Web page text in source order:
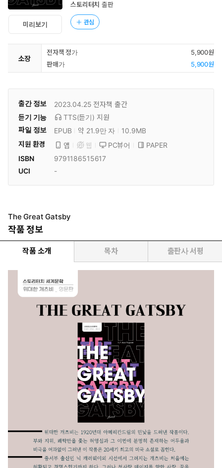
미리보기
스토리터치 출판
관심
소장
전자책 정가
5,900원
판매가
5,900원
출간 정보 2023.04.25 전자책 출간
듣기 기능
TTS(듣기) 지원
파일 정보
EPUB 약 21.9만 자
10.9MB
지원 환경
앱 웹 PC뷰어
PAPER
ISBN
9791186515617
UCI
-
The Great Gatsby
작품 정보
작품 소개 목차 출판사 서평